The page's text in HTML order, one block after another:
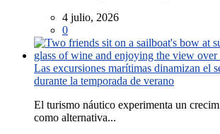
4 julio, 2026
0
Las excursiones marítimas dinamizan el
durante la temporada de verano
El turismo náutico experimenta un
como alternativa...